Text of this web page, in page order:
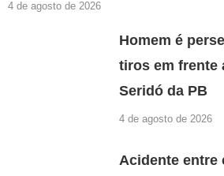
4 de agosto de 2026
Homem é
tiros em frente
Seridó da PB
4 de agosto de 2026
Acidente entre